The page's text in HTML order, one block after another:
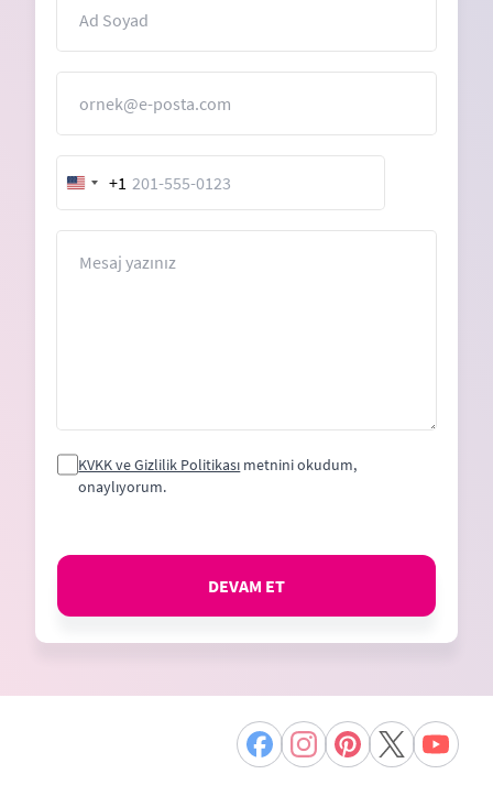
United
States
+1
KVKK ve Gizlilik Politikası metnini okudum,
onaylıyorum.
DEVAM ET